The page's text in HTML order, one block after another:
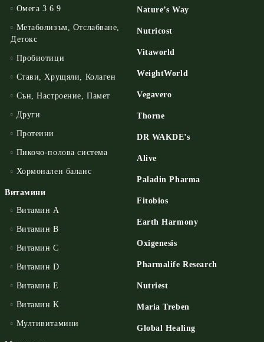
Омега 3 6 9
Метаболизъм, Отслабване,
Детокс
Пробиотици
Стави, Хрущяли, Колаген
Сън, Настроение, Памет
Други
Протеини
Пикочо-полова система
Хормонален баланс
Витамини
Витамин А
Витамин B
Витамин C
Витамин D
Витамин E
Витамин K
Мултивитамини
Nature’s Way
Nutricost
Vitaworld
WeightWorld
Vegavero
Thorne
DR WAKDE’s
Alive
Paladin Pharma
Fitobios
Earth Harmony
Oxigenesis
Pharmalife Research
Nutriest
Maria Treben
Global Healing